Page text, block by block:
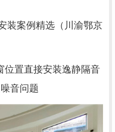
装案例精选（川渝鄂京
位置直接安装逸静隔音
音问题